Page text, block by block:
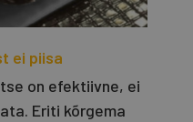
ei piisa
on efektiivne, ei
Eriti kõrgema